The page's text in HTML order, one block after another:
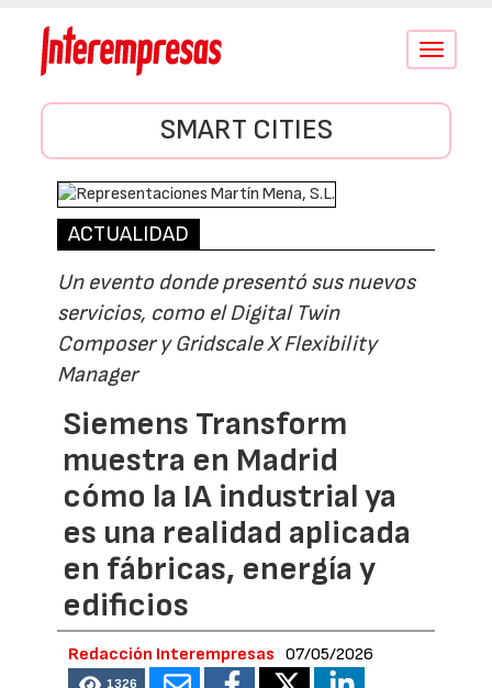
Conmutar
SMART CITIES
ACTUALIDAD
Un evento donde presentó sus nuevos
servicios, como el Digital Twin
Composer y Gridscale X Flexibility
Manager
Siemens Transform
muestra en Madrid
cómo la IA industrial ya
es una realidad aplicada
en fábricas, energía y
edificios
Redacción Interempresas 07/05/2026
1326